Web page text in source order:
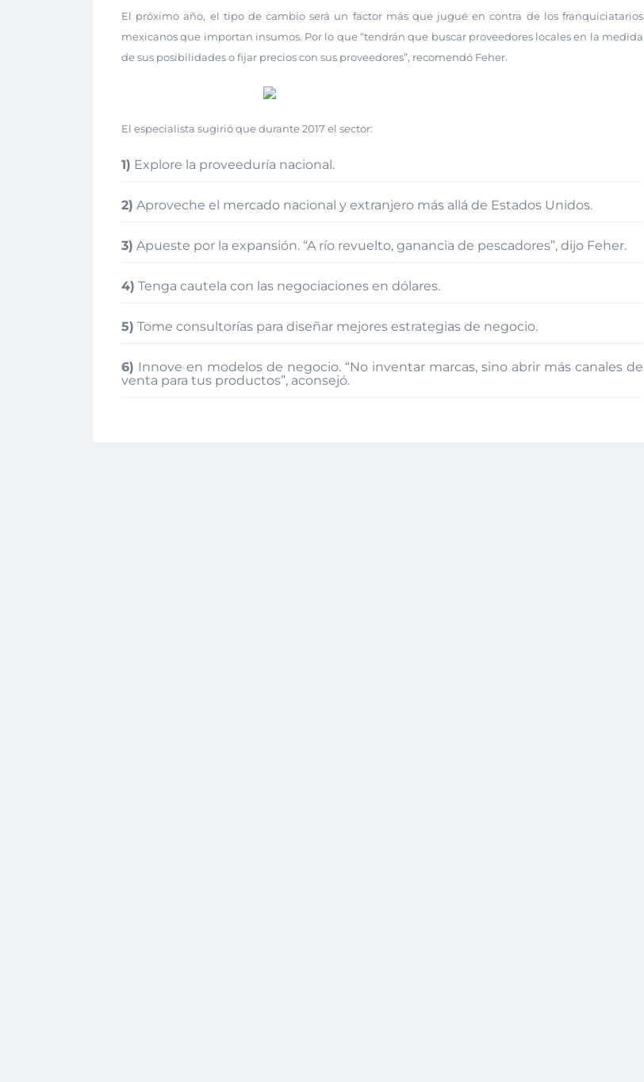
El próximo año, el tipo de cambio será un factor más que jugué en contra de los franquiciatarios
mexicanos que importan insumos. Por lo que “tendrán que buscar proveedores locales en la medida
de sus posibilidades o fijar precios con sus proveedores”, recomendó Feher.
El especialista sugirió que durante 2017 el sector:
1) Explore la proveeduría nacional.
2) Aproveche el mercado nacional y extranjero más allá de Estados Unidos.
3) Apueste por la expansión. “A río revuelto, ganancia de pescadores”, dijo Feher.
4) Tenga cautela con las negociaciones en dólares.
5) Tome consultorías para diseñar mejores estrategias de negocio.
6) Innove en modelos de negocio. “No inventar marcas, sino abrir más canales de
venta para tus productos”, aconsejó.